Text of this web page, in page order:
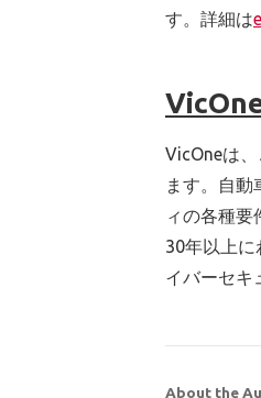
す。詳細は
VicOneは
ます。自
ィの各種
30年以上
イバーセキ
About the